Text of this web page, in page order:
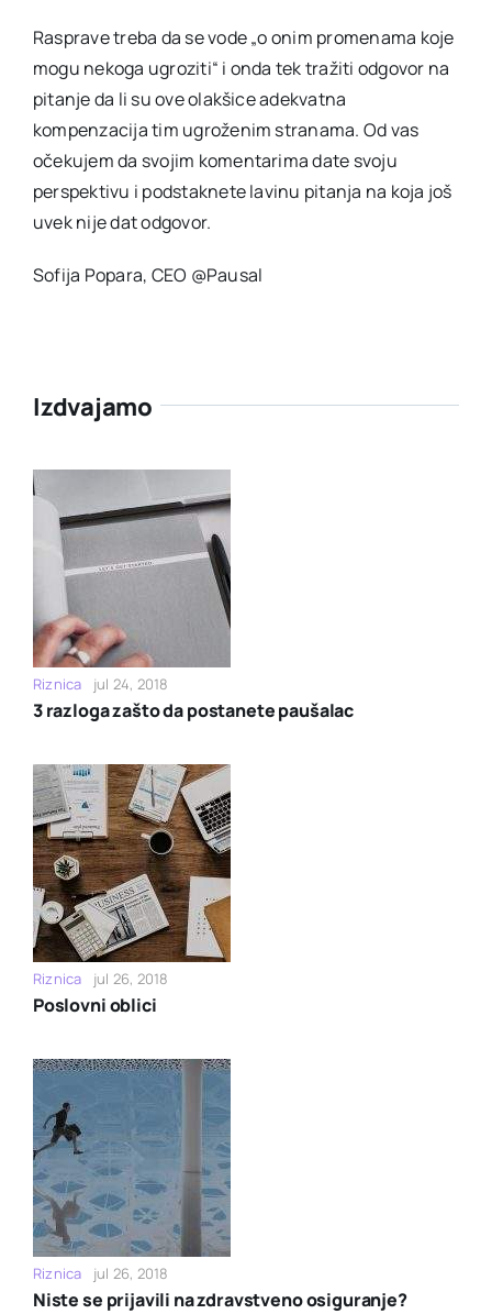
Rasprave treba da se vode „o onim promenama koje
mogu nekoga ugroziti“ i onda tek tražiti odgovor na
pitanje da li su ove olakšice adekvatna
kompenzacija tim ugroženim stranama. Od vas
očekujem da svojim komentarima date svoju
perspektivu i podstaknete lavinu pitanja na koja još
uvek nije dat odgovor.
Sofija Popara, CEO @Pausal
Izdvajamo
Riznica jul 24, 2018
3 razloga zašto da postanete paušalac
Riznica jul 26, 2018
Poslovni oblici
Riznica jul 26, 2018
Niste se prijavili na zdravstveno osiguranje?